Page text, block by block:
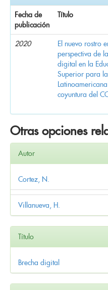
Fecha de
publicación
Título
2020
El nuevo rostro
perspectiva de
digital en la
Superior para
coyuntura del
Otras opciones
Autor
Cortez, N.
Villanueva, H.
Título
Brecha digital